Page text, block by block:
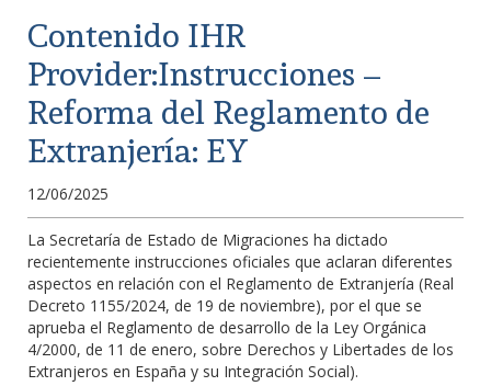
Contenido IHR
Provider:Instrucciones –
Reforma del Reglamento de
Extranjería: EY
12/06/2025
La Secretaría de Estado de Migraciones ha dictado
recientemente instrucciones oficiales que aclaran diferentes
aspectos en relación con el Reglamento de Extranjería (Real
Decreto 1155/2024, de 19 de noviembre), por el que se
aprueba el Reglamento de desarrollo de la Ley Orgánica
4/2000, de 11 de enero, sobre Derechos y Libertades de los
Extranjeros en España y su Integración Social).